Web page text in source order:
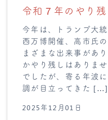
令和７年のやり残
今年は、トランプ大
西万博開催、高市氏
まざまな出来事があ
かやり残しはありま
でしたが、寄る年波
調が目立ってきた […]
2025年12月01日